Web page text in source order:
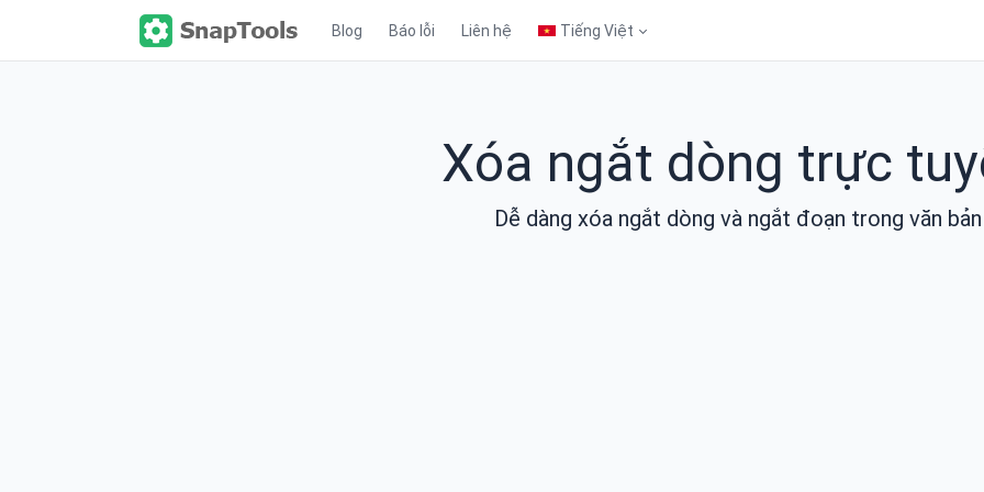
Blog Báo lỗi Liên hệ Tiếng Việt
Xóa ngắt dòng trực
Dễ dàng xóa ngắt dòng và ngắt đoạn trong văn bản